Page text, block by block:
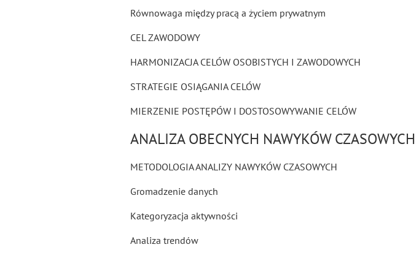
Równowaga między pracą a życiem prywatnym
CEL ZAWODOWY
HARMONIZACJA CELÓW OSOBISTYCH I ZAWODOWYCH
STRATEGIE OSIĄGANIA CELÓW
MIERZENIE POSTĘPÓW I DOSTOSOWYWANIE CELÓW
ANALIZA OBECNYCH NAWYKÓW CZASOWYCH
METODOLOGIA ANALIZY NAWYKÓW CZASOWYCH
Gromadzenie danych
Kategoryzacja aktywności
Analiza trendów